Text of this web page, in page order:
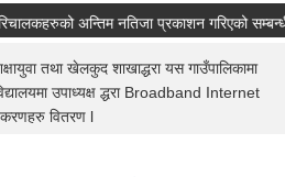
वास प्राविधिक र सामाजिक परिचालकहरुको अन्तिम नतिजा प्रकाशन गरिएको
तथा खेलकुद शाखाद्धरा यस गाउँपालिकामा
उपाध्यक्ष द्धरा Broadband Internet
वितरण l